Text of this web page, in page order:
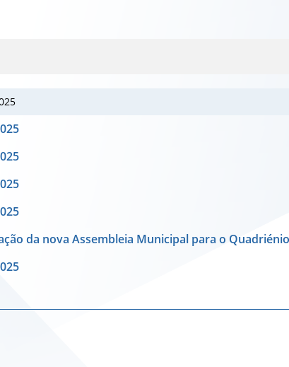
da nova Assembleia Municipal para o